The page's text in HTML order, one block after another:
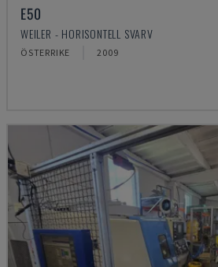
E50
WEILER - HORISONTELL SVARV
ÖSTERRIKE 2009